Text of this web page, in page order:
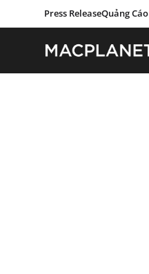
Press ReleaseQuảng Cáo